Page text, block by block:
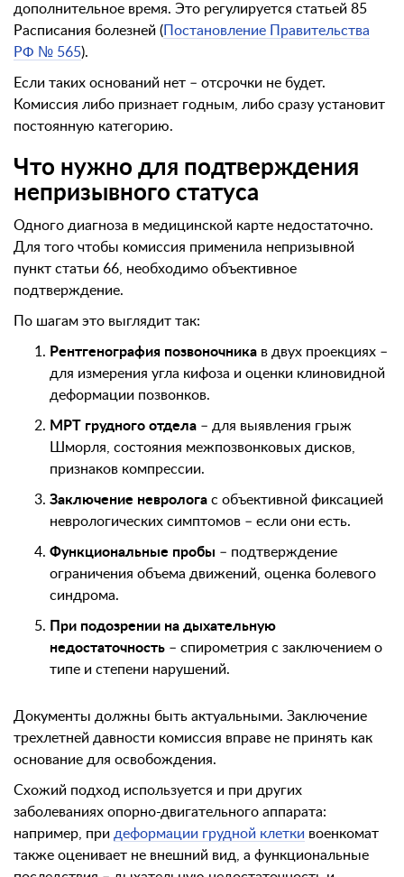
дополнительное время. Это регулируется статьей 85
Расписания болезней ( Постановление Правительства
РФ № 565).
Если таких оснований нет – отсрочки не будет.
Комиссия либо признает годным, либо сразу установит
постоянную категорию.
Что нужно для подтверждения
непризывного статуса
Одного диагноза в медицинской карте недостаточно.
Для того чтобы комиссия применила непризывной
пункт статьи 66, необходимо объективное
подтверждение.
По шагам это выглядит так:
Рентгенография позвоночника в двух проекциях –
для измерения угла кифоза и оценки клиновидной
деформации позвонков.
МРТ грудного отдела – для выявления грыж
Шморля, состояния межпозвонковых дисков,
признаков компрессии.
Заключение невролога с объективной фиксацией
неврологических симптомов – если они есть.
Функциональные пробы – подтверждение
ограничения объема движений, оценка болевого
синдрома.
При подозрении на дыхательную
недостаточность – спирометрия с заключением о
типе и степени нарушений.
Документы должны быть актуальными. Заключение
трехлетней давности комиссия вправе не принять как
основание для освобождения.
Схожий подход используется и при других
заболеваниях опорно-двигательного аппарата:
например, при деформации грудной клетки военкомат
также оценивает не внешний вид, а функциональные